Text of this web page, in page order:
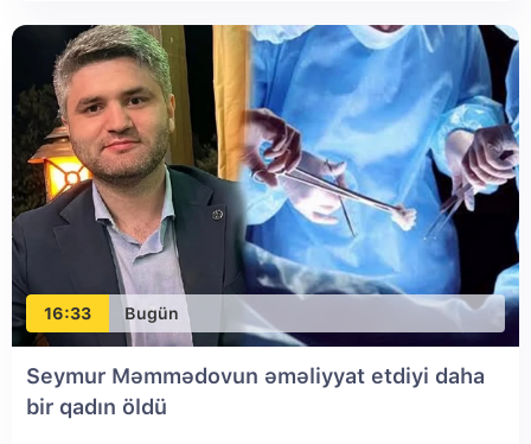
16:33 Bugün
Seymur Məmmədovun əməliyyat etdiyi daha
bir qadın öldü